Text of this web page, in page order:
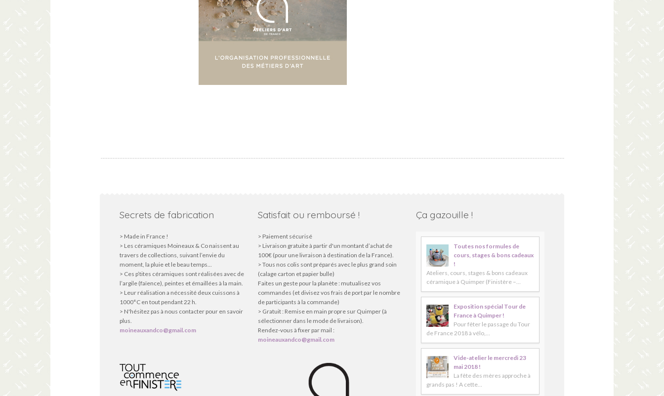
Secrets de fabrication
> Made in France !
> Les céramiques Moineaux & Co naissent au
travers de collections, suivant l’envie du
moment, la pluie et le beau temps...
> Ces p’tites céramiques sont réalisées avec de
l’argile (faïence), peintes et émaillées à la main.
> Leur réalisation a nécessité deux cuissons à
1000°C en tout pendant 22 h.
> N'hésitez pas à nous contacter pour en savoir
plus.
moineauxandco@gmail.com
Satisfait ou remboursé !
> Paiement sécurisé
> Livraison gratuite à partir d'un montant d’achat de
100€ (pour une livraison à destination de la France).
> Tous nos colis sont préparés avec le plus grand soin
(calage carton et papier bulle)
Faites un geste pour la planète : mutualisez vos
commandes (et divisez vos frais de port par le nombre
de participants à la commande)
> Gratuit : Remise en main propre sur Quimper (à
sélectionner dans le mode de livraison).
Rendez-vous à fixer par mail :
moineauxandco@gmail.com
Ça gazouille !
Toutes nos formules de
cours, stages & bons cadeaux
!
Ateliers, cours, stages & bons cadeaux
céramique à Quimper (Finistère –…
Exposition spécial Tour de
France à Quimper !
Pour fêter le passage du Tour
de France 2018 à vélo,…
Vide-atelier le mercredi 23
mai 2018 !
La fête des mères approche à
grands pas ! A cette…